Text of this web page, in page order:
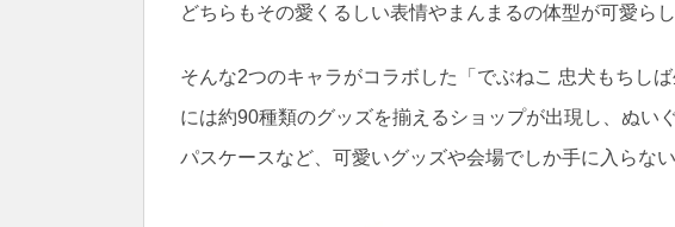
どちらもその愛くるしい表情やまんまるの体型が可愛ら
そんな2つのキャラがコラボした「でぶねこ 忠犬もちし
には約90種類のグッズを揃えるショップが出現し、ぬい
パスケースなど、可愛いグッズや会場でしか手に入らな